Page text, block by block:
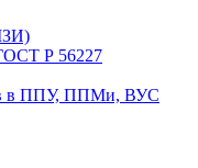
Р 56227
в ППУ, ППМи, ВУС